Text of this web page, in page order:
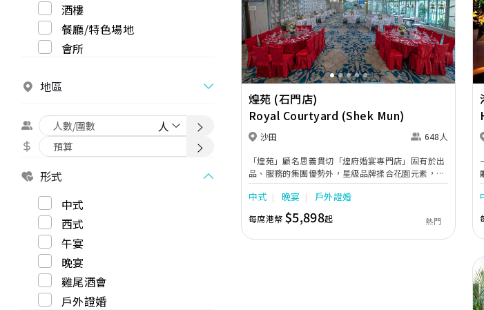
酒樓
餐廳/特色場地
會所
地區
形式
中式
西式
午宴
晚宴
雞尾酒會
戶外證婚
Previous Next
煌苑 (石門店)
Royal Courtyard (Shek Mun)
沙田 648人
「煌苑」顧名思義貫切「煌府婚宴專門店」固有於出
品、服務的集團優勢外，星級品牌揉合花園元素，場
地均設有露天空中花園，包括戶外25,000呎空中證婚
花園，讓新人盡享戶外室內的不同婚嫁體驗。宴會廳
樓高16呎，閃耀法國水晶燈飾，氣派非凡，更設450
吋巨型LED高清大電視及高科技數碼環迴立體音響。
中式 晚宴 戶外證婚
每席港幣 $5,898起 熱門